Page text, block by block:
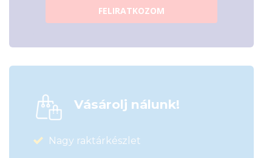
FELIRATKOZOM
Vásárolj nálunk!
Nagy raktárkészlet